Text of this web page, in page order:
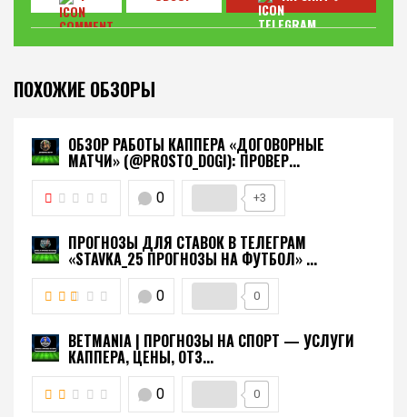
ПОХОЖИЕ ОБЗОРЫ
ОБЗОР РАБОТЫ КАППЕРА «ДОГОВОРНЫЕ
МАТЧИ» (@PROSTO_DOGI): ПРОВЕР...
0 +3
ПРОГНОЗЫ ДЛЯ СТАВОК В ТЕЛЕГРАМ
«STAVKA_25 ПРОГНОЗЫ НА ФУТБОЛ» ...
0 0
BETMANIA | ПРОГНОЗЫ НА СПОРТ — УСЛУГИ
КАППЕРА, ЦЕНЫ, ОТЗ...
0 0